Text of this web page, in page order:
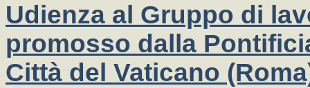
Udienza al Gruppo di
promosso dalla
Città del Vaticano